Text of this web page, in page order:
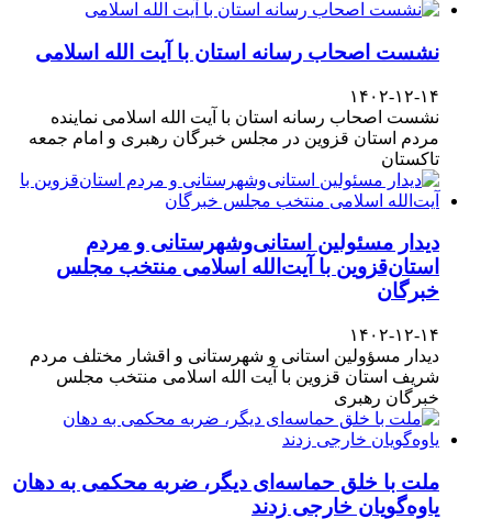
نشست اصحاب رسانه استان با آیت الله اسلامی
۱۴۰۲-۱۲-۱۴
نشست اصحاب رسانه استان با آیت الله اسلامی نماینده
مردم استان قزوین در مجلس خبرگان رهبری و امام جمعه
تاکستان
دیدار مسئولین استانی‌وشهرستانی و مردم‌
استان‌قزوین با آیت‌الله‌ اسلامی منتخب مجلس‌
خبرگان
۱۴۰۲-۱۲-۱۴
دیدار مسؤولین استانی و شهرستانی و اقشار مختلف مردم
شریف استان قزوین با آیت الله اسلامی منتخب مجلس
خبرگان رهبری
ملت با خلق حماسه‌ای دیگر، ضربه محکمی به دهان
یاوه‌گویان خارجی زدند